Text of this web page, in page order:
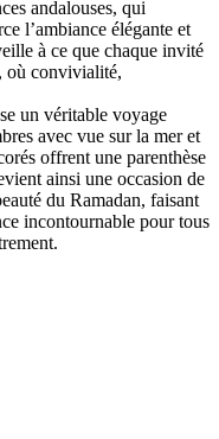
andalouses, qui
l’ambiance élégante et
à ce que chaque invité
où convivialité,
un véritable voyage
avec vue sur la mer et
offrent une parenthèse
ainsi une occasion de
du Ramadan, faisant
incontournable pour tous